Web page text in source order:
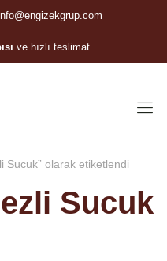
ve hızlı teslimat
Sucuk” olarak etiketlendi
Sucuk